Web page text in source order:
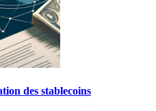
des stablecoins